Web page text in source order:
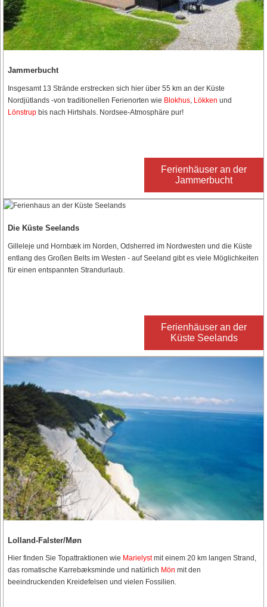
Jammerbucht
Insgesamt 13 Strände erstrecken sich hier über 55 km an der Küste
Nordjütlands -von traditionellen Ferienorten wie Blokhus, Lökken und
Lönstrup bis nach Hirtshals. Nordsee-Atmosphäre pur!
Ferienhäuser an der
Jammerbucht
Die Küste Seelands
Gilleleje und Hornbæk im Norden, Odsherred im Nordwesten und die Küste
entlang des Großen Belts im Westen - auf Seeland gibt es viele Möglichkeiten
für einen entspannten Strandurlaub.
Ferienhäuser an der
Küste Seelands
Lolland-Falster/Møn
Hier finden Sie Topattraktionen wie Marielystmit einem 20 km langen Strand,
das romatische Karrebæksminde und natürlich Mön mit den
beeindruckenden Kreidefelsen und vielen Fossilien.